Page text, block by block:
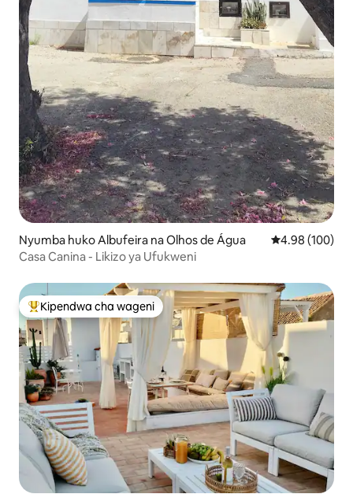
Nyumba huko Albufeira na Olhos de Água Ukadiriaji wa
4.98 (100)
Casa Canina - Likizo ya Ufukweni
Kipendwa maarufu cha wageni
Kipendwa cha wageni